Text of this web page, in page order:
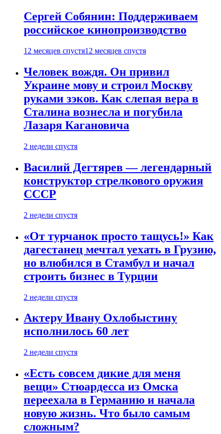
Сергей Собянин: Поддерживаем
российское кинопроизводство
12 месяцев спустя12 месяцев спустя
Человек вождя. Он привил
Украине мову и строил Москву
руками зэков. Как слепая вера в
Сталина вознесла и погубила
Лазаря Кагановича
2 недели спустя
Василий Дегтярев — легендарный
конструктор стрелкового оружия
СССР
2 недели спустя
«От турчанок просто тащусь!» Как
дагестанец мечтал уехать в Грузию,
но влюбился в Стамбул и начал
строить бизнес в Турции
2 недели спустя
Актеру Ивану Охлобыстину
исполнилось 60 лет
2 недели спустя
«Есть совсем дикие для меня
вещи» Стюардесса из Омска
переехала в Германию и начала
новую жизнь. Что было самым
сложным?